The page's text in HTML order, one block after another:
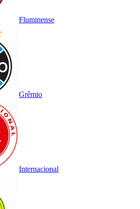
Fluminense
Grêmio
Internacional